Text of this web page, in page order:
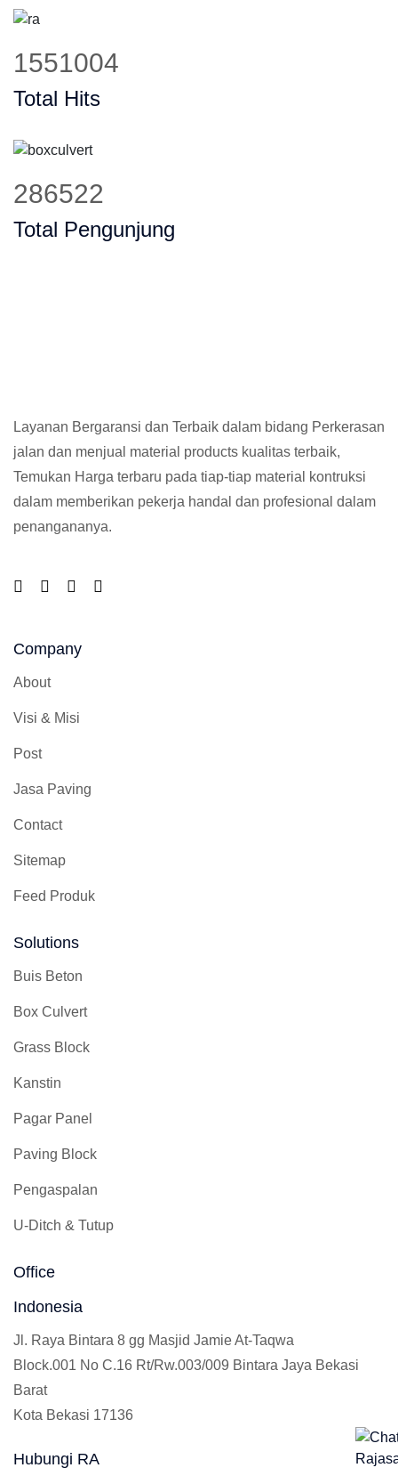
1972409
Total Hits
364370
Total Pengunjung
Layanan Bergaransi dan Terbaik dalam bidang Perkerasan
jalan dan menjual material products kualitas terbaik,
Temukan Harga terbaru pada tiap-tiap material kontruksi
dalam memberikan pekerja handal dan profesional dalam
penangananya.
Company
About
Visi & Misi
Post
Jasa Paving
Contact
Sitemap
Feed Produk
Solutions
Buis Beton
Box Culvert
Grass Block
Kanstin
Pagar Panel
Paving Block
Pengaspalan
U-Ditch & Tutup
Office
Indonesia
Jl. Raya Bintara 8 gg Masjid Jamie At-Taqwa
Block.001 No C.16 Rt/Rw.003/009 Bintara Jaya Bekasi
Barat
Kota Bekasi 17136
Hubungi RA